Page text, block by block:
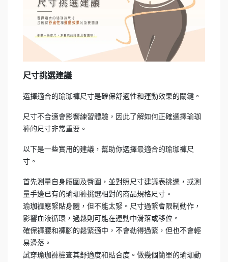
尺寸挑選建議
選擇適合的瑜珈褲尺寸是確保舒適性和運動效果的關鍵。
尺寸不合適會影響練習體驗，因此了解如何正確選擇瑜珈
褲的尺寸非常重要。
以下是一些實用的建議，幫助你選擇最適合的瑜珈褲尺
寸。
首先測量自身腰圍及臀圍，並對照尺寸建議表挑選，或測
量手邊已有的瑜珈褲挑選相對的商品規格尺寸。
瑜珈褲應緊貼身體，但不能太緊。尺寸過緊會限制動作，
影響血液循環，過鬆則可能在運動中滑落或移位。
確保褲腰和褲腳的鬆緊適中，不會勒得過緊，但也不會輕
易滑落。
試穿瑜珈褲檢查其舒適度和貼合度。做幾個簡單的瑜珈動